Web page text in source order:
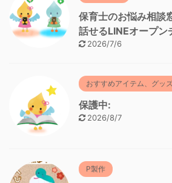
保育士のお悩み相談
話せるLINEオープン
2026/7/6
おすすめアイテム、グッ
保護中:
2026/8/7
P製作